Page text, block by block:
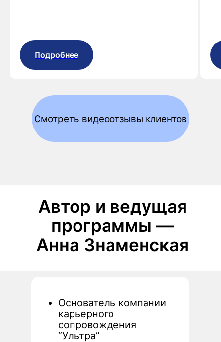
Подробнее
Смотреть видеоотзывы клиентов
Автор и ведущая
программы —
Анна Знаменская
Основатель компании
карьерного
сопровождения
“Ультра”